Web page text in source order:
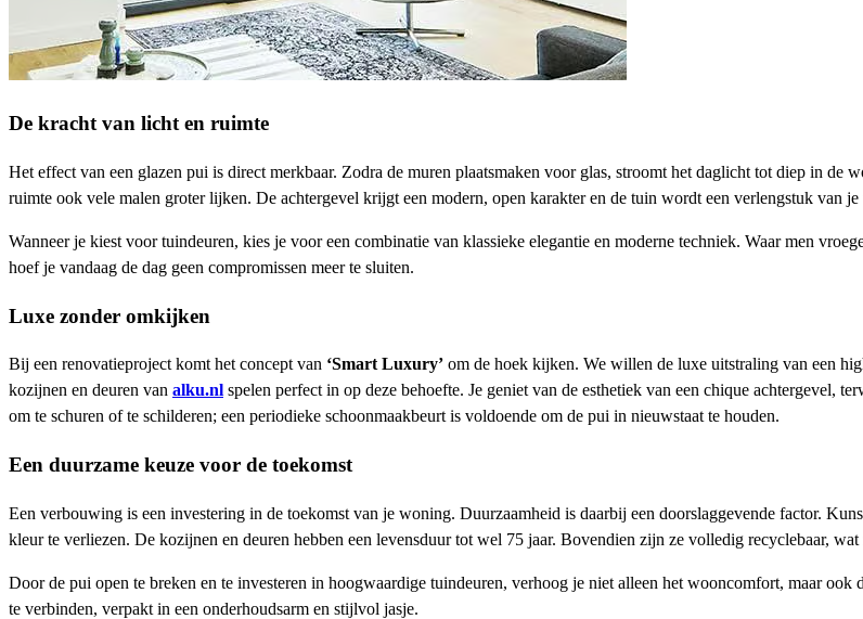
De kracht van licht en ruimte
Het effect van een glazen pui is direct merkbaar. Zodra de muren plaatsmaken voor glas, stroomt het daglicht tot diep in de
ruimte ook vele malen groter lijken. De achtergevel krijgt een modern, open karakter en de tuin wordt een verlengstuk van je
Wanneer je kiest voor tuindeuren, kies je voor een combinatie van klassieke elegantie en moderne techniek. Waar men
hoef je vandaag de dag geen compromissen meer te sluiten.
Luxe zonder omkijken
Bij een renovatieproject komt het concept van ‘Smart Luxury’ om de hoek kijken. We willen de luxe uitstraling van een
kozijnen en deuren van alku.nl spelen perfect in op deze behoefte. Je geniet van de esthetiek van een chique achtergevel,
om te schuren of te schilderen; een periodieke schoonmaakbeurt is voldoende om de pui in nieuwstaat te houden.
Een duurzame keuze voor de toekomst
Een verbouwing is een investering in de toekomst van je woning. Duurzaamheid is daarbij een doorslaggevende factor.
kleur te verliezen. De kozijnen en deuren hebben een levensduur tot wel 75 jaar. Bovendien zijn ze volledig recyclebaar,
Door de pui open te breken en te investeren in hoogwaardige tuindeuren, verhoog je niet alleen het wooncomfort, maar
te verbinden, verpakt in een onderhoudsarm en stijlvol jasje.